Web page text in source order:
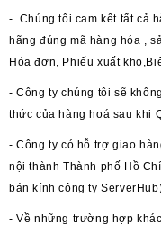
- Chúng tôi cam kết tất cả
hãng đúng mã hàng hóa ,
Hóa đơn, Phiếu xuất
- Công ty chúng tôi sẽ
thức của hàng hoá sau khi
- Công ty có hỗ trợ giao
nội thành Thành phố Hồ
bán kính công ty
- Về những trường hợp